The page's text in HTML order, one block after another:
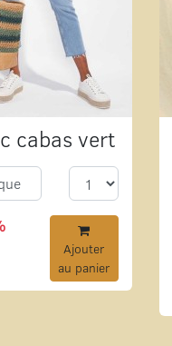
cabas vert
Ajouter
au panier